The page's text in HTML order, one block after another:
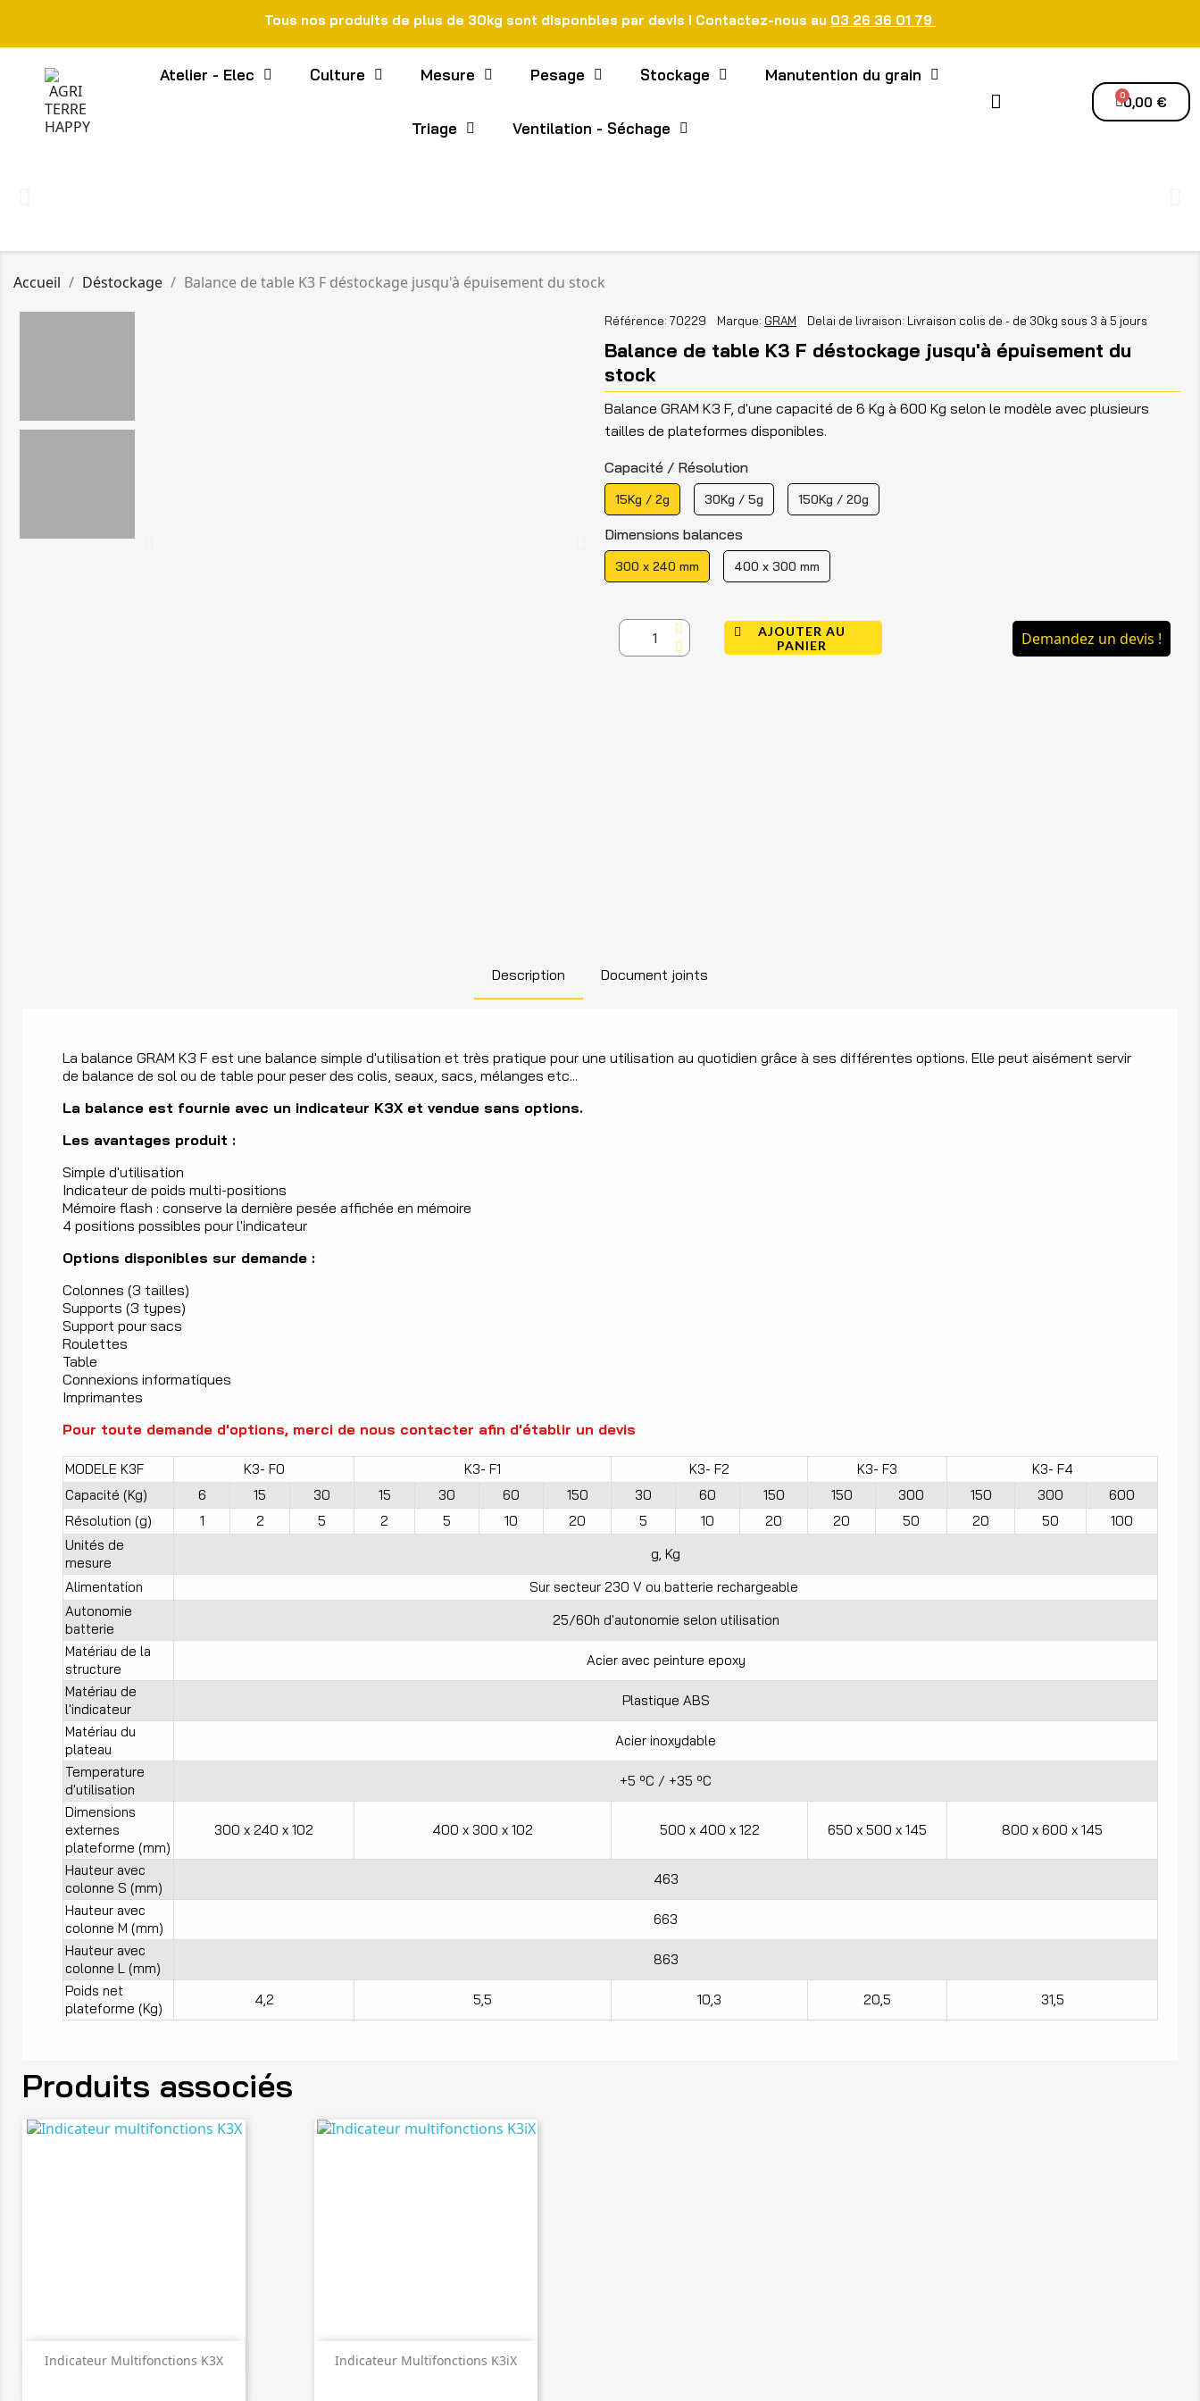
Tous nos produits de plus de 30kg sont disponbles par devis ! Contactez-nous au 03 26 36 01 79
Atelier - Elec Culture Mesure Pesage Stockage Manutention du grain
Triage Ventilation - Séchage
0,00 €
Accueil Déstockage Balance de table K3 F déstockage jusqu'à épuisement du stock
Référence 70229 Marque GRAM Delai de livraison Livraison colis de - de 30kg sous 3 à 5 jours
Balance de table K3 F déstockage jusqu'à épuisement du
stock
Balance GRAM K3 F, d'une capacité de 6 Kg à 600 Kg selon le modèle avec plusieurs
tailles de plateformes disponibles.
Capacité / Résolution
15Kg / 2g 30Kg / 5g 150Kg / 20g
Dimensions balances
300 x 240 mm 400 x 300 mm
AJOUTER AU
PANIER
Demandez un devis !
Description Document joints
La balance GRAM K3 F est une balance simple d'utilisation et très pratique pour une utilisation au quotidien grâce à ses différentes options. Elle peut aisément servir
de balance de sol ou de table pour peser des colis, seaux, sacs, mélanges etc...
La balance est fournie avec un indicateur K3X et vendue sans options.
Les avantages produit :
Simple d'utilisation
Indicateur de poids multi-positions
Mémoire flash : conserve la dernière pesée affichée en mémoire
4 positions possibles pour l'indicateur
Options disponibles sur demande :
Colonnes (3 tailles)
Supports (3 types)
Support pour sacs
Roulettes
Table
Connexions informatiques
Imprimantes
Pour toute demande d'options, merci de nous contacter afin d'établir un devis
MODELE K3F K3- F0 K3- F1 K3- F2 K3- F3
K3- F4
Capacité (Kg)
6 15 30 15 30 60 150 30 60 150 150 300 150 300
600
Résolution (g)
1 2 5 2 5 10 20 5 10 20 20 50 20 50
100
Unités de
mesure
g, Kg
Alimentation
Sur secteur 230 V ou batterie rechargeable
Autonomie
batterie
25/60h d'autonomie selon utilisation
Matériau de la
structure
Acier avec peinture epoxy
Matériau de
l'indicateur
Plastique ABS
Matériau du
plateau
Acier inoxydable
Temperature
d'utilisation
+5 ºC / +35 ºC
Dimensions
externes
plateforme (mm)
300 x 240 x 102 400 x 300 x 102 500 x 400 x 122 650 x 500 x 145 800 x 600 x 145
Hauteur avec
colonne S (mm)
463
Hauteur avec
colonne M (mm)
663
Hauteur avec
colonne L (mm)
863
Poids net
plateforme (Kg)
4,2 5,5 10,3 20,5 31,5
Produits associés
Indicateur Multifonctions K3X
 Aperçu rapide Indicateur Multifonctions K3iX
 Aperçu rapide